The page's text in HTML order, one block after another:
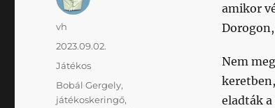
amikor
Nem
eladták
Szerző
vh
Közzétéve
2023.09.02.
Kategória
Játékos
Címke
Bobál Gergely,
játékoskeringő,